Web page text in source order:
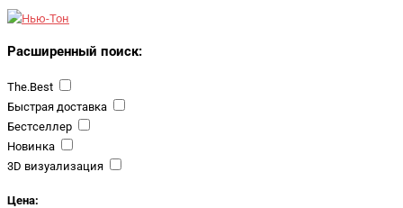
Расширенный поиск:
The.Best
Быстрая доставка
Бестселлер
Новинка
3D визуализация
Цена: